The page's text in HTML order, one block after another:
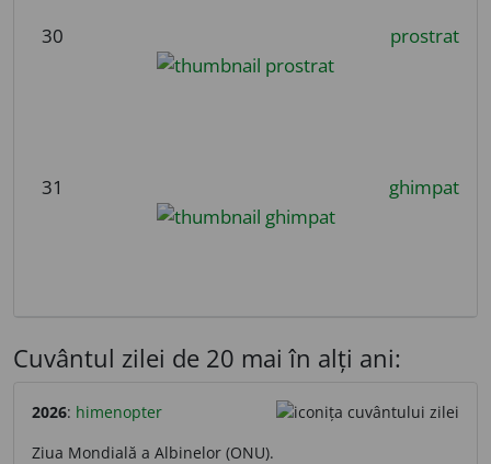
30 prostrat
31 ghimpat
Cuvântul zilei de 20 mai în alți ani:
2026: himenopter
Ziua Mondială a Albinelor (ONU).